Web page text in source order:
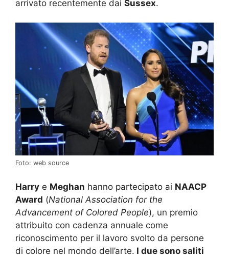
arrivato recentemente dai Sussex.
Foto: web source
Harry e Meghan hanno partecipato ai NAACP
Award (National Association for the
Advancement of Colored People), un premio
attribuito con cadenza annuale come
riconoscimento per il lavoro svolto da persone
di colore nel mondo dell’arte. I due sono saliti